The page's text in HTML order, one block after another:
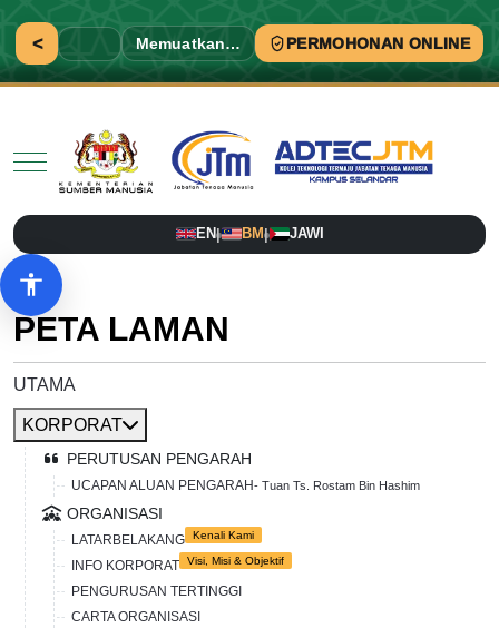
< Memuatkan… PERMOHONAN ONLINE
Mobile Menu Toggle
EN| BM| JAWI
Pilihan aksesibiliti
PETA LAMAN
UTAMA
KORPORAT
PERUTUSAN PENGARAH
UCAPAN ALUAN PENGARAH- Tuan Ts. Rostam Bin Hashim
ORGANISASI
LATARBELAKANG Kenali Kami
INFO KORPORAT Visi, Misi & Objektif
PENGURUSAN TERTINGGI
CARTA ORGANISASI